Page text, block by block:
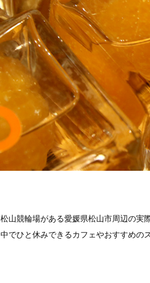
松山競輪場がある愛媛県松山市周辺の実
中でひと休みできるカフェやおすすめの